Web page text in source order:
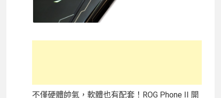
不僅硬體帥氣，軟體也有配套！ROG Phone II 開